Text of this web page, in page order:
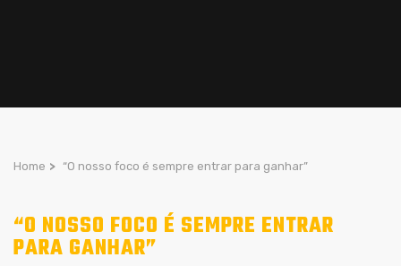
Home > “O nosso foco é sempre entrar para ganhar”
“O NOSSO FOCO É SEMPRE ENTRAR
PARA GANHAR”